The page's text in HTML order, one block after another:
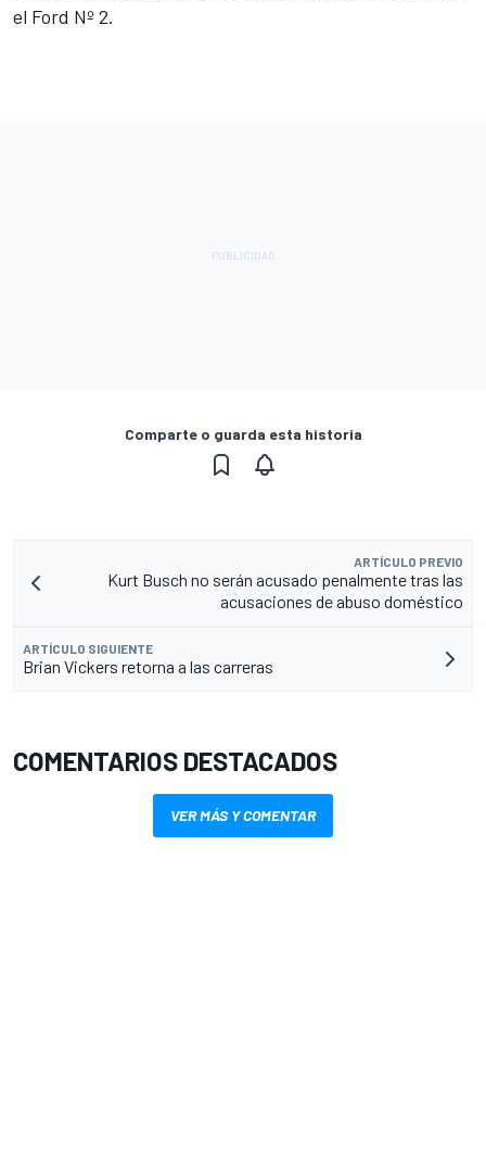
el Ford Nº 2.
Comparte o guarda esta historia
ARTÍCULO PREVIO
Kurt Busch no serán acusado penalmente tras las
acusaciones de abuso doméstico
ARTÍCULO SIGUIENTE
Brian Vickers retorna a las carreras
COMENTARIOS DESTACADOS
VER MÁS Y COMENTAR